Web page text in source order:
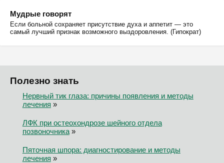
Мудрые говорят
Если больной сохраняет присутствие духа и аппетит — это
самый лучший признак возможного выздоровления. (Гипократ)
Полезно знать
Нервный тик глаза: причины появления и методы
лечения »
ЛФК при остеохондрозе шейного отдела
позвоночника»
Пяточная шпора: диагностирование и методы
лечения »